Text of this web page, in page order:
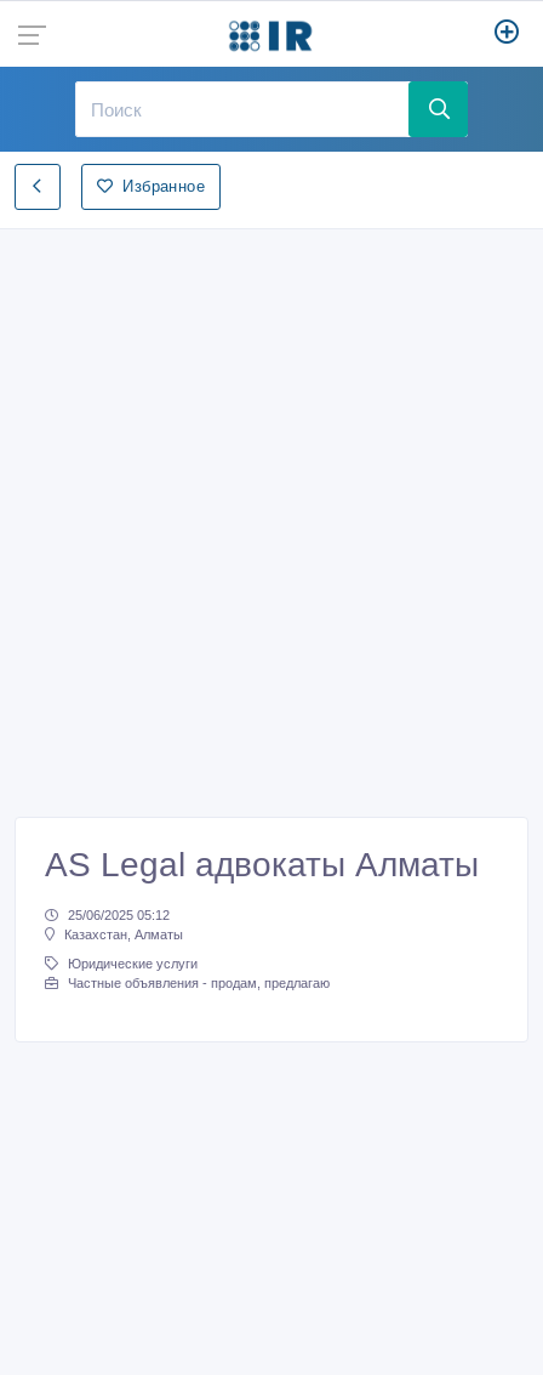
Избранное
AS Legal адвокаты Алматы
25/06/2025 05:12
Казахстан, Алматы
Юридические услуги
Частные объявления - продам, предлагаю